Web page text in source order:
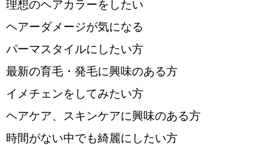
️理想のヘアカラーをしたい
️ヘアーダメージが気になる
️パーマスタイルにしたい方
️最新の育毛・発毛に興味のある方
️イメチェンをしてみたい方
️ヘアケア、スキンケアに興味のある方
️時間がない中でも綺麗にしたい方